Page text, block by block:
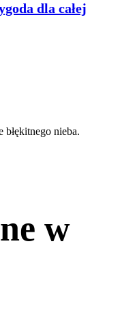
dla całej
w